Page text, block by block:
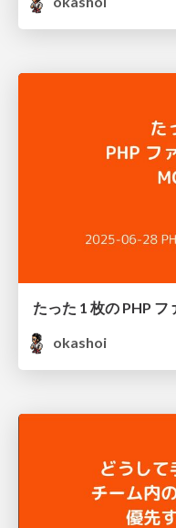
okashoi